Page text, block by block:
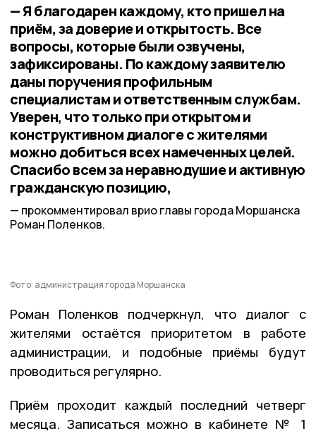
—️ Я благодарен каждому, кто пришел на
приём, за доверие и открытость. Все
вопросы, которые были озвучены,
зафиксированы. По каждому заявителю
даны поручения профильным
специалистам и ответственным службам.
Уверен, что только при открытом и
конструктивном диалоге с жителями
можно добиться всех намеченных целей.
Спасибо всем за неравнодушие и активную
гражданскую позицию,
прокомментировал врио главы города Моршанска
Роман Поленков.
Фото: администрация города Моршанска
Роман Поленков подчеркнул, что диалог с
жителями остаётся приоритетом в работе
администрации, и подобные приёмы будут
проводиться регулярно.
Приём проходит каждый последний четверг
месяца. Записаться можно в кабинете № 1